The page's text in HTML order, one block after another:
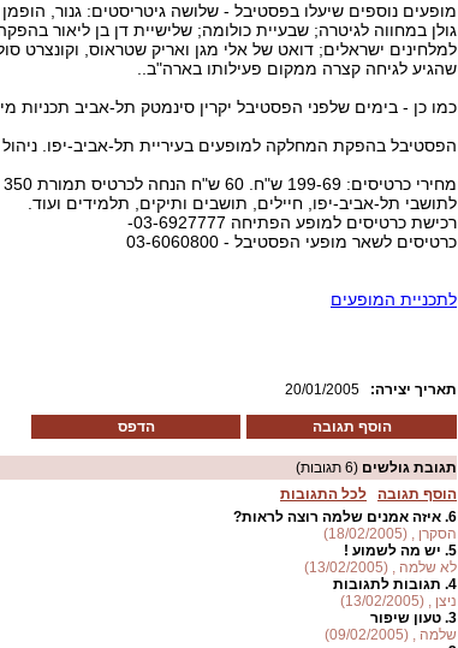
מופעים נוספים שיעלו בפסטיבל - שלושה גיטריסטים: גנור,
גולן במחווה לגיטרה; שבעיית כולומה; שלישיית דן בן ליאור
למלחינים ישראלים; דואט של אלי מגן ואריק שטראוס, וקונצרט
שהגיע לגיחה קצרה ממקום פעילותו בארה"ב..
כמו כן - בימים שלפני הפסטיבל יקרין סינמטק תל-אביב תכניות
הפסטיבל בהפקת המחלקה למופעים בעיריית תל-אביב-יפו. ניהול
לתושבי תל-אביב-יפו, חיילים, תושבים ותיקים, תלמידים ועוד.
רכישת כרטיסים למופע הפתיחה 03-6927777-
כרטיסים לשאר מופעי הפסטיבל - 03-6060800
לתכניית המופעים
20/01/2005 :תאריך יצירה
הדפס הוסף תגובה
תגובת גולשים (6 תגובות)
הוסף תגובה
לכל התגובות
6. איזה אמנים שלמה רוצה לראות?
הסקרן , (18/02/2005)
5. יש מה לשמוע !
לא שלמה , (13/02/2005)
4. תגובות לתגובות
ניצן , (13/02/2005)
3. טעון שיפור
שלמה , (09/02/2005)